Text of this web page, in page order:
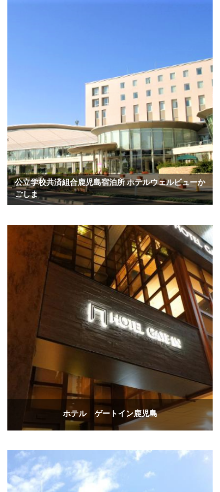
公立学校共済組合鹿児島宿泊所 ホテルウェルビューか
ごしま
ホテル ゲートイン鹿児島